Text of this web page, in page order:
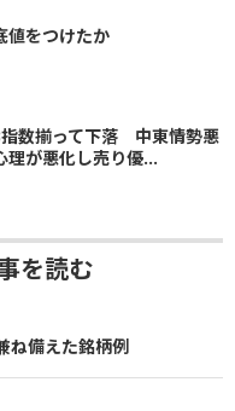
値をつけたか
指数揃って下落 中東情勢悪
理が悪化し売り優...
を読む
ね備えた銘柄例